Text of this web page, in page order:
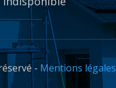
- Mentions légales